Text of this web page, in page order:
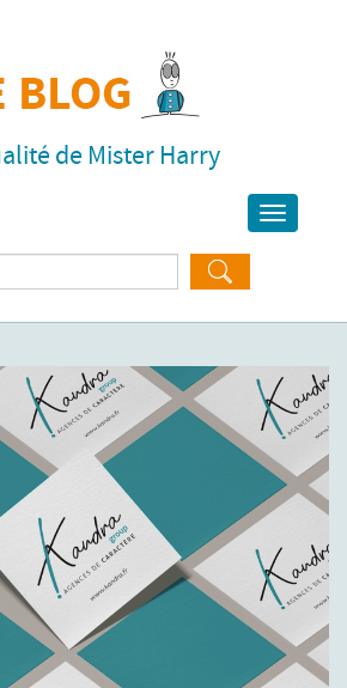
de Mister Harry
Toggle
Rechercher :